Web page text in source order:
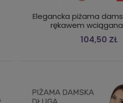
Elegancka piżama
rękawem wciągana
104,50 ZŁ